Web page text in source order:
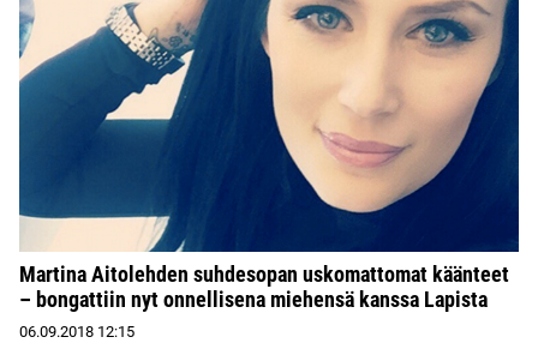
Martina Aitolehden suhdesopan uskomattomat käänteet
– bongattiin nyt onnellisena miehensä kanssa Lapista
06.09.2018 12:15